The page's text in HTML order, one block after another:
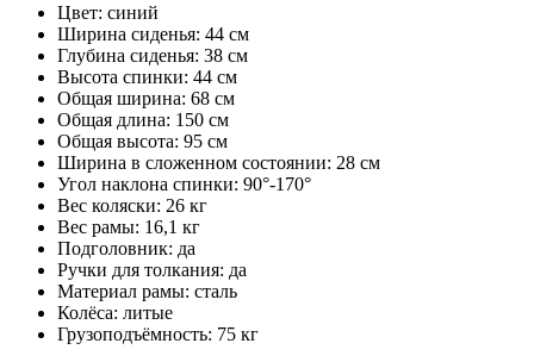
Цвет: синий
Ширина сиденья: 44 см
Глубина сиденья: 38 см
Высота спинки: 44 см
Общая ширина: 68 см
Общая длина: 150 см
Общая высота: 95 см
Ширина в сложенном состоянии: 28 см
Угол наклона спинки: 90°-170°
Вес коляски: 26 кг
Вес рамы: 16,1 кг
Подголовник: да
Ручки для толкания: да
Материал рамы: сталь
Колёса: литые
Грузоподъёмность: 75 кг